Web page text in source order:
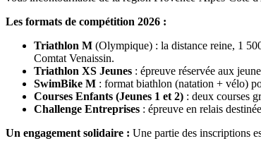
Les formats de compétition 2026 :
Triathlon M (Olympique) : la distance reine, 1
Comtat Venaissin.
Triathlon XS Jeunes : épreuve réservée aux
SwimBike M : format biathlon (natation + vélo)
Courses Enfants (Jeunes 1 et 2) : deux courses
Challenge Entreprises : épreuve en relais
Un engagement solidaire : Une partie des inscriptions